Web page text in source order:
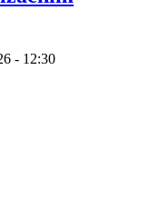
- 12:30